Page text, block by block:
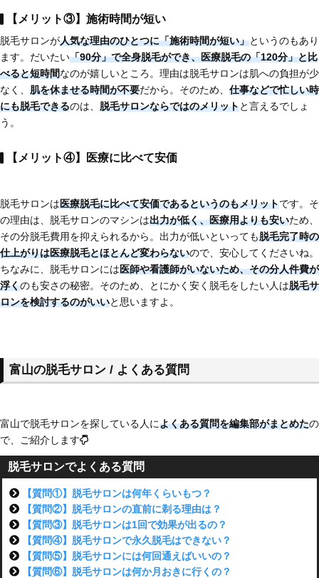
【メリット③】施術時間が短い
脱毛サロンが人気な理由のひとつに「施術時間が短い」というのもあり
ます。だいたい「90分」で全身脱毛ができ、医療脱毛の「120分」と比
べると短時間なのが嬉しいところ。理由は脱毛サロンは肌への負担が少
なく、 肌を休ませる時間が不要だから。そのため、 仕事などで忙しい時
にも脱毛できるのは、 脱毛サロンならではのメリットと言えるでしょ
う。
【メリット④】医療に比べて安価
脱毛サロンは医療脱毛に比べて安価であるというのもメリットです。そ
の理由は、脱毛サロンのマシンは出力が低く、医療用よりも安いため、
その分脱毛費用を抑えられるから。出力が低いといっても脱毛完了時の
仕上がりは医療脱毛とほとんど変わらないので、安心してくださいね。
ちなみに、脱毛サロンには医師や看護師がいないため、その分人件費が
浮くのも安さの秘密。そのため、とにかく安く脱毛をしたい人は脱毛サ
ロンを検討するのがいいと思いますよ。
富山の脱毛サロン / よくある質問
富山で脱毛サロンを探している人によくある質問を編集部がまとめたの
で、ご紹介します
脱毛サロンでよくある質問
【質問①】脱毛サロンは何年くらいもつ？
【質問②】脱毛サロンの直前に剃る理由は？
【質問③】脱毛サロンは1回で効果が出るの？
【質問④】脱毛サロンで永久脱毛はできない？
【質問⑤】脱毛サロンには何回通えばいいの？
【質問⑥】脱毛サロンは何か月おきに行くの？